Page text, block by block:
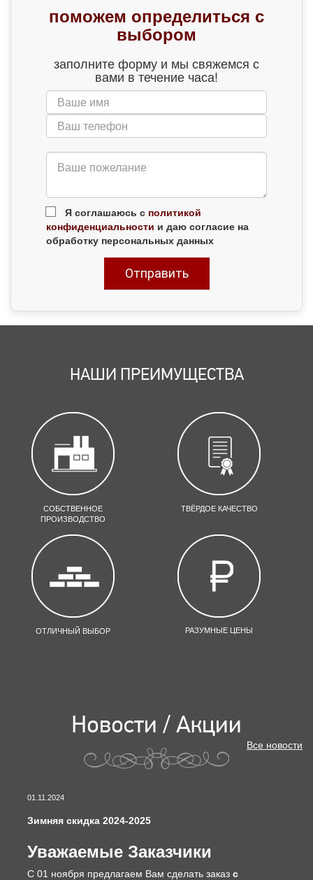
поможем определиться с
выбором
заполните форму и мы свяжемся с
вами в течение часа!
Я соглашаюсь с политикой
конфиденциальности и даю согласие на
обработку персональных данных
НАШИ ПРЕИМУЩЕСТВА
СОБСТВЕННОЕ
ПРОИЗВОДСТВО
ТВЁРДОЕ КАЧЕСТВО
ОТЛИЧНЫЙ ВЫБОР РАЗУМНЫЕ ЦЕНЫ
Новости / Акции
Все новости
01.11.2024
Зимняя скидка 2024-2025
Уважаемые Заказчики
С 01 ноября предлагаем Вам сделать заказ с